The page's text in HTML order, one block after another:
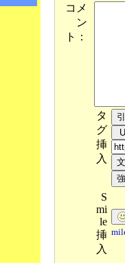
コメ
ン
ト：
タ
グ
挿
入
S
mi
le
挿
入